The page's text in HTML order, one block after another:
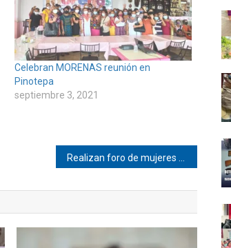
Celebran MORENAS reunión en
Pinotepa
septiembre 3, 2021